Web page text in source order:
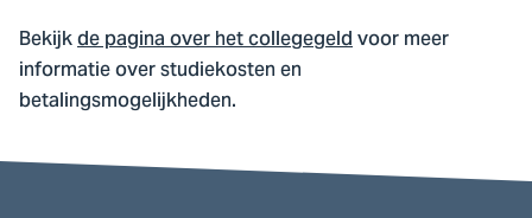
Bekijkde pagina over het collegegeldvoor meer
informatie over studiekosten en
betalingsmogelijkheden.